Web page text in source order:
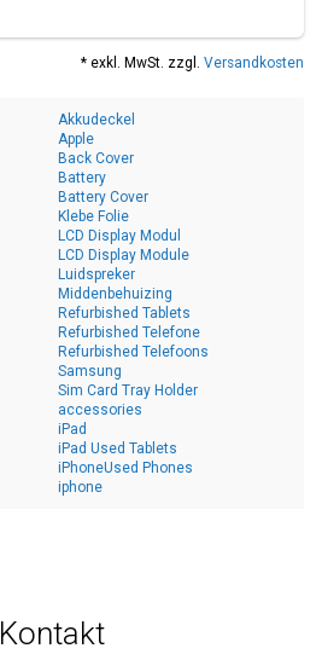
* exkl. MwSt. zzgl. Versandkosten
Akkudeckel
Apple
Back Cover
Battery
Battery Cover
Klebe Folie
LCD Display Modul
LCD Display Module
Luidspreker
Middenbehuizing
Refurbished Tablets
Refurbished Telefone
Refurbished Telefoons
Samsung
Sim Card Tray Holder
accessories
iPad
iPad Used Tablets
iPhoneUsed Phones
iphone
Kontakt